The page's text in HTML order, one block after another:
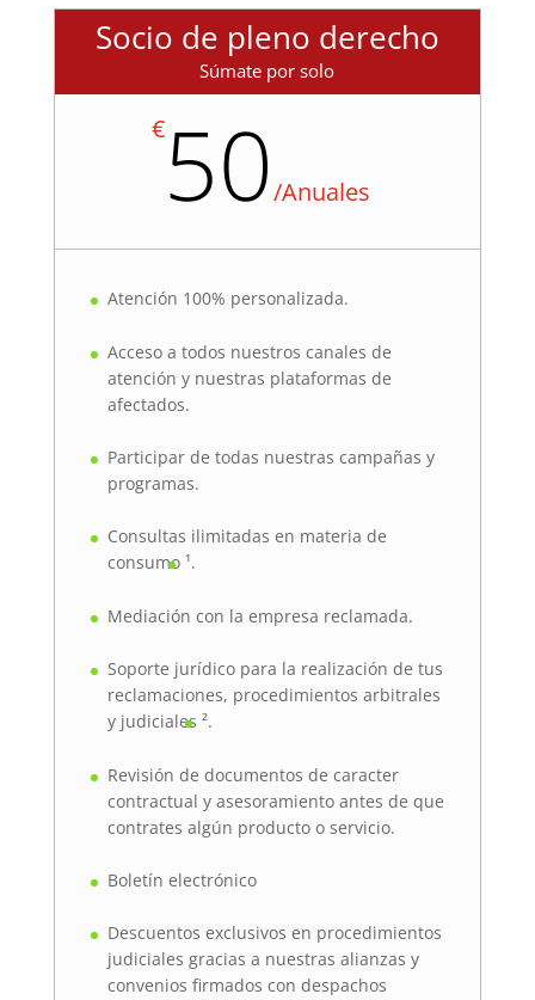
Socio de pleno derecho
Súmate por solo
€50/Anuales
Atención 100% personalizada.
Acceso a todos nuestros canales de
atención y nuestras plataformas de
afectados.
Participar de todas nuestras campañas y
programas.
Consultas ilimitadas en materia de
consumo ¹.
Mediación con la empresa reclamada.
Soporte jurídico para la realización de tus
reclamaciones, procedimientos arbitrales
y judiciales ².
Revisión de documentos de caracter
contractual y asesoramiento antes de que
contrates algún producto o servicio.
Boletín electrónico
Descuentos exclusivos en procedimientos
judiciales gracias a nuestras alianzas y
convenios firmados con despachos